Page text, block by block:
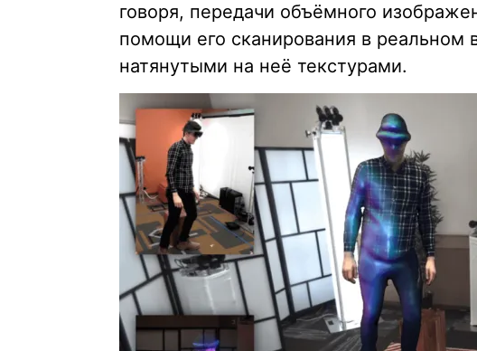
говоря, передачи объёмного
помощи его сканирования в реальном
натянутыми на неё текстурами.